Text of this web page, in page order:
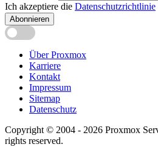
Ich akzeptiere die Datenschutzrichtlinie
Abonnieren
Über Proxmox
Karriere
Kontakt
Impressum
Sitemap
Datenschutz
Copyright © 2004 - 2026 Proxmox
rights reserved.